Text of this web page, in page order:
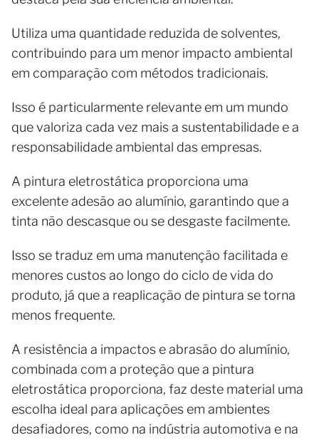
Utiliza uma quantidade reduzida de solventes,
contribuindo para um menor impacto ambiental
em comparação com métodos tradicionais.
Isso é particularmente relevante em um mundo
que valoriza cada vez mais a sustentabilidade e a
responsabilidade ambiental das empresas.
A pintura eletrostática proporciona uma
excelente adesão ao alumínio, garantindo que a
tinta não descasque ou se desgaste facilmente.
Isso se traduz em uma manutenção facilitada e
menores custos ao longo do ciclo de vida do
produto, já que a reaplicação de pintura se torna
menos frequente.
A resistência a impactos e abrasão do alumínio,
combinada com a proteção que a pintura
eletrostática proporciona, faz deste material uma
escolha ideal para aplicações em ambientes
desafiadores, como na indústria automotiva e na